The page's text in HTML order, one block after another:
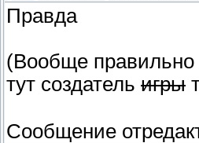
Правда
(Вообще
тут создатель игры
Сообщение